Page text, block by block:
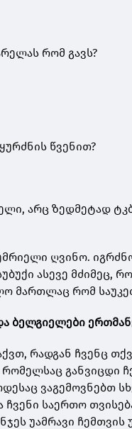
რომ გავს?
წვენით?
არც ზედმეტად
ღვინო.
ასევე მძიმეც,
მართლაც რომ
ბელგიელები
რადგან ჩვენც
განვიცდი
ვაგემოვნებთ
საერთო
უამრავი ჩემთვის